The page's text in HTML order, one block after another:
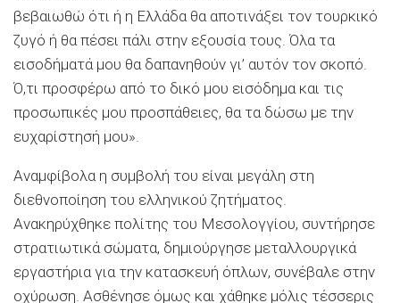
βεβαιωθώ ότι ή η Ελλάδα θα αποτινάξει τον τουρκικό
ζυγό ή θα πέσει πάλι στην εξουσία τους. Όλα τα
εισοδήματά μου θα δαπανηθούν γι’ αυτόν τον σκοπό.
Ό,τι προσφέρω από το δικό μου εισόδημα και τις
προσωπικές μου προσπάθειες, θα τα δώσω με την
ευχαρίστησή μου».
Αναμφίβολα η συμβολή του είναι μεγάλη στη
διεθνοποίηση του ελληνικού ζητήματος.
Ανακηρύχθηκε πολίτης του Μεσολογγίου, συντήρησε
στρατιωτικά σώματα, δημιούργησε μεταλλουργικά
εργαστήρια για την κατασκευή όπλων, συνέβαλε στην
οχύρωση. Ασθένησε όμως και χάθηκε μόλις τέσσερις